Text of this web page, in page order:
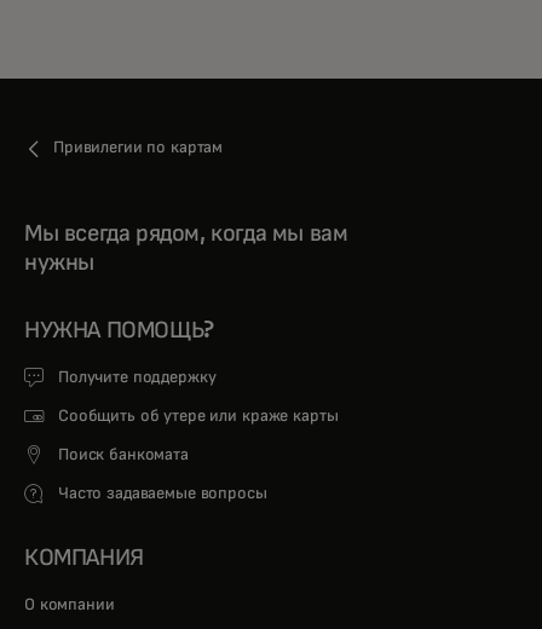
Привилегии по картам
Мы всегда рядом, когда мы вам
нужны
НУЖНА ПОМОЩЬ?
Получите поддержку
Сообщить об утере или краже карты
Поиск банкомата
Часто задаваемые вопросы
КОМПАНИЯ
О компании